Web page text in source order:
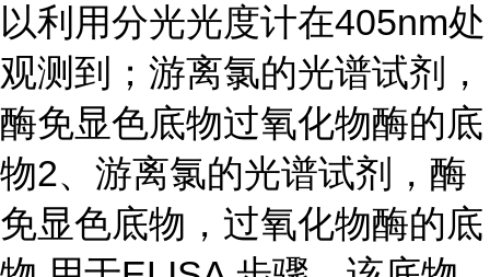
以利用分光光度计在405nm处
观测到；游离氯的光谱试剂，
酶免显色底物过氧化物酶的底
物2、游离氯的光谱试剂，酶
免显色底物，过氧化物酶的底